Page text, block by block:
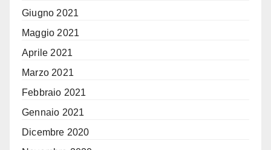
Giugno 2021
Maggio 2021
Aprile 2021
Marzo 2021
Febbraio 2021
Gennaio 2021
Dicembre 2020